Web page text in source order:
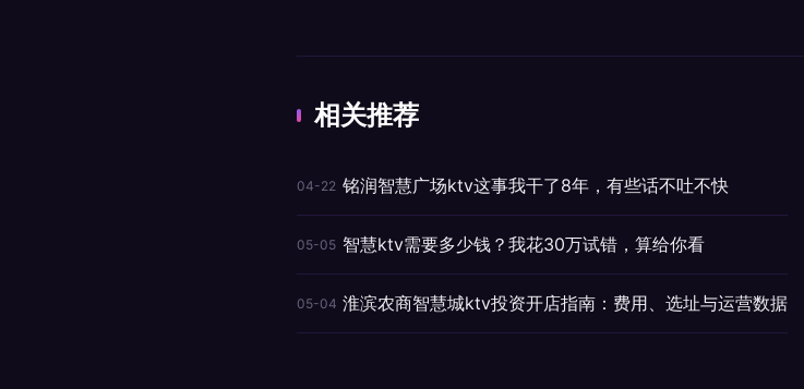
相关推荐
04-22 铭润智慧广场ktv这事我干了8年，有些话不吐不快
05-05 智慧ktv需要多少钱？我花30万试错，算给你看
05-04 淮滨农商智慧城ktv投资开店指南：费用、选址与运营数据